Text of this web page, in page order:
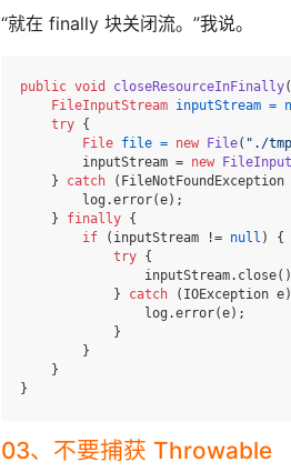
“就在 finally 块关闭流。”我说。
public void closeResourceInFinally
FileInputStream inputStream =
try {
File file = new File( "./
        inputStream =
new
    }
catch
        log.error(e);
    }
finally {
if (inputStream != null ) {
try {
            }
catch (IOException
                log.error(e);
            }
        }
    }
03、不要捕获 Throwable